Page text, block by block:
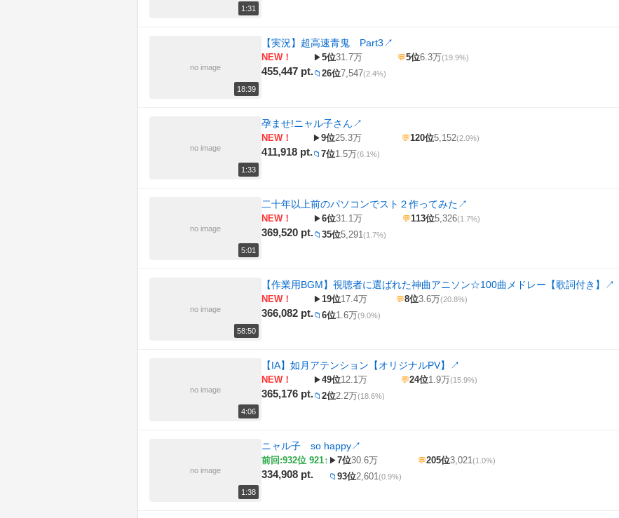
1:31
no image
18:39
【実況】超高速青鬼 Part3↗
NEW！
455,447 pt.
▶5位31.7万 💬5位6.3万(19.9%)
📁 26位7,547(2.4%)
no image
1:33
孕ませ!ニャル子さん↗
NEW！
411,918 pt.
▶9位25.3万 💬120位5,152(2.0%)
📁 7位1.5万(6.1%)
no image
5:01
二十年以上前のパソコンでスト２作ってみた↗
NEW！
369,520 pt.
▶6位31.1万 💬113位5,326(1.7%)
📁 35位5,291(1.7%)
no image
58:50
【作業用BGM】視聴者に選ばれた神曲アニソン☆100曲メドレー【歌詞付き】 ↗
NEW！
366,082 pt.
▶19位17.4万 💬8位3.6万(20.8%)
📁 6位1.6万(9.0%)
no image
4:06
【IA】如月アテンション【オリジナルPV】 ↗
NEW！
365,176 pt.
▶49位12.1万 💬24位1.9万(15.9%)
📁 2位2.2万(18.6%)
no image
1:38
ニャル子 so happy↗
前回:932位 921↑
334,908 pt.
▶7位30.6万 💬205位3,021(1.0%)
📁 93位2,601(0.9%)